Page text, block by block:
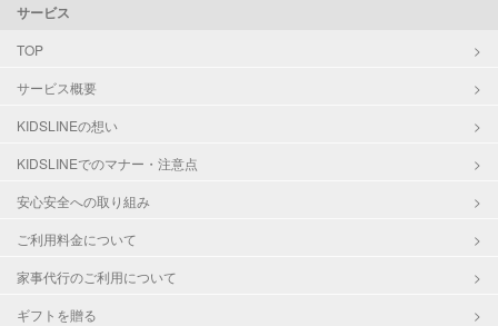
サービス
TOP
サービス概要
KIDSLINEの想い
KIDSLINEでのマナー・注意点
安心安全への取り組み
ご利用料金について
家事代行のご利用について
ギフトを贈る